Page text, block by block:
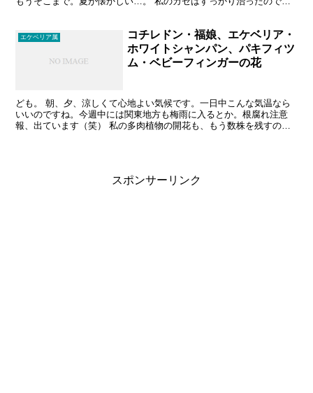
エケベリア属
コチレドン・福娘、エケベリア・
ホワイトシャンパン、パキフィツ
ム・ベビーフィンガーの花
ども。 朝、夕、涼しくて心地よい気候です。一日中こんな気温なら
いいのですね。今週中には関東地方も梅雨に入るとか。根腐れ注意
報、出ています（笑） 私の多肉植物の開花も、もう数株を残すのみ
スポンサーリンク